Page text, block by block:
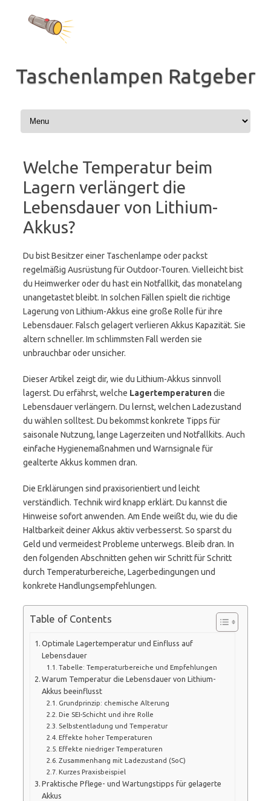
springen
Taschenlampen Ratgeber
Welche Temperatur beim
Lagern verlängert die
Lebensdauer von Lithium-
Akkus?
Du bist Besitzer einer Taschenlampe oder packst
regelmäßig Ausrüstung für Outdoor-Touren. Vielleicht bist
du Heimwerker oder du hast ein Notfallkit, das monatelang
unangetastet bleibt. In solchen Fällen spielt die richtige
Lagerung von Lithium-Akkus eine große Rolle für ihre
Lebensdauer. Falsch gelagert verlieren Akkus Kapazität. Sie
altern schneller. Im schlimmsten Fall werden sie
unbrauchbar oder unsicher.
Dieser Artikel zeigt dir, wie du Lithium-Akkus sinnvoll
lagerst. Du erfährst, welche Lagertemperaturendie
Lebensdauer verlängern. Du lernst, welchen Ladezustand
du wählen solltest. Du bekommst konkrete Tipps für
saisonale Nutzung, lange Lagerzeiten und Notfallkits. Auch
einfache Hygienemaßnahmen und Warnsignale für
gealterte Akkus kommen dran.
Die Erklärungen sind praxisorientiert und leicht
verständlich. Technik wird knapp erklärt. Du kannst die
Hinweise sofort anwenden. Am Ende weißt du, wie du die
Haltbarkeit deiner Akkus aktiv verbesserst. So sparst du
Geld und vermeidest Probleme unterwegs. Bleib dran. In
den folgenden Abschnitten gehen wir Schritt für Schritt
durch Temperaturbereiche, Lagerbedingungen und
konkrete Handlungsempfehlungen.
Table of Contents
Optimale Lagertemperatur und Einfluss auf
Lebensdauer
Tabelle: Temperaturbereiche und Empfehlungen
Warum Temperatur die Lebensdauer von Lithium-
Akkus beeinflusst
Grundprinzip: chemische Alterung
Die SEI-Schicht und ihre Rolle
Selbstentladung und Temperatur
Effekte hoher Temperaturen
Effekte niedriger Temperaturen
Zusammenhang mit Ladezustand (SoC)
Kurzes Praxisbeispiel
Praktische Pflege- und Wartungstipps für gelagerte
Akkus